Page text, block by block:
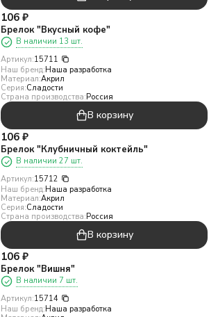
106 ₽
Брелок "Вкусный кофе"
В наличии 13 шт.
Артикул:15711
Наш бренд:Наша разработка
Материал:Акрил
Серия:Сладости
Страна производства:Россия
В корзину
106 ₽
Брелок "Клубничный коктейль"
В наличии 27 шт.
Артикул:15712
Наш бренд:Наша разработка
Материал:Акрил
Серия:Сладости
Страна производства:Россия
В корзину
106 ₽
Брелок "Вишня"
В наличии 7 шт.
Артикул:15714
Наш бренд:Наша разработка